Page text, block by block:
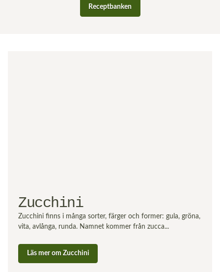
Receptbanken
Zucchini
Zucchini finns i många sorter, färger och former: gula, gröna,
vita, avlånga, runda. Namnet kommer från zucca...
Läs mer om Zucchini